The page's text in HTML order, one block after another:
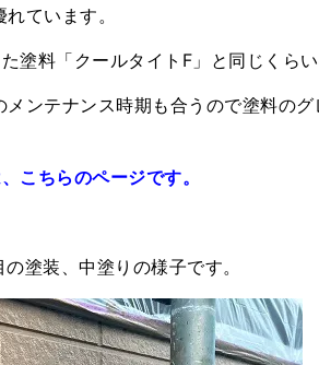
ています。
塗料「クールタイトF」と同じくらい
ンテナンス時期も合うので塗料の
こちらのページです。
塗装、中塗りの様子です。